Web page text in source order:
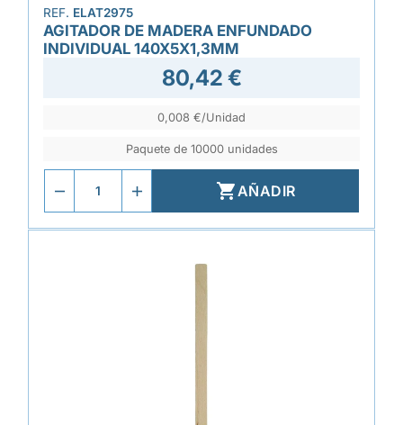
REF. ELAT2975
AGITADOR DE MADERA ENFUNDADO
INDIVIDUAL 140X5X1,3MM
80,42 €
0,008 €/Unidad
Paquete de 10000 unidades
AÑADIR